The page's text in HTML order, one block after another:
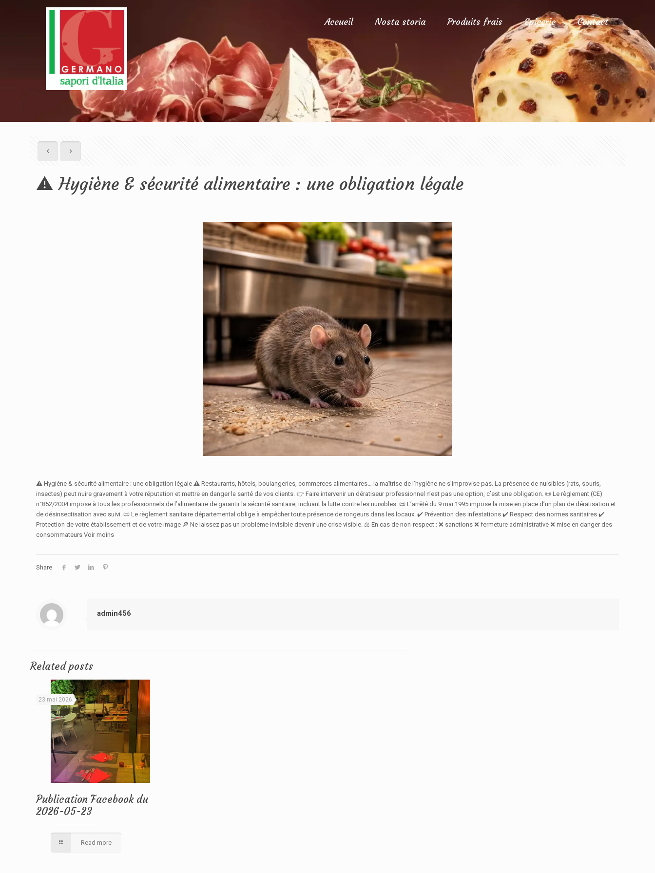
Accueil Nosta storia Produits frais Epicerie Contact
⚠️ Hygiène & sécurité alimentaire : une obligation légale
⚠️ Hygiène & sécurité alimentaire : une obligation légale ⚠️ Restaurants, hôtels, boulangeries, commerces alimentaires… la maîtrise de l’hygiène ne s’improvise pas. La présence de nuisibles (rats, souris,
insectes) peut nuire gravement à votre réputation et mettre en danger la santé de vos clients. 👉 Faire intervenir un dératiseur professionnel n’est pas une option, c’est une obligation. 📜 Le règlement (CE)
n°852/2004 impose à tous les professionnels de l’alimentaire de garantir la sécurité sanitaire, incluant la lutte contre les nuisibles. 📜 L’arrêté du 9 mai 1995 impose la mise en place d’un plan de dératisation et
de désinsectisation avec suivi. 📜 Le règlement sanitaire départemental oblige à empêcher toute présence de rongeurs dans les locaux. ✔️ Prévention des infestations ✔️ Respect des normes sanitaires ✔️
Protection de votre établissement et de votre image 🔎 Ne laissez pas un problème invisible devenir une crise visible. ⚖️ En cas de non-respect : ❌ sanctions ❌ fermeture administrative ❌ mise en danger des
consommateurs Voir moins
Share
admin456
Related posts
23 mai 2026
Publication Facebook du
2026-05-23
Read more